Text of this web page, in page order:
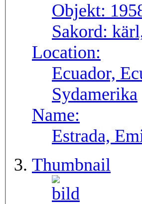
Objekt:
Sakord:
Location:
Ecuador,
Sydamerika
Name:
Estrada,
Thumbnail